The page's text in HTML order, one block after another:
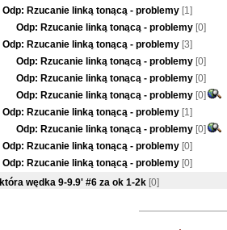
Odp: Rzucanie linką tonącą - problemy [1]
Odp: Rzucanie linką tonącą - problemy [0]
Odp: Rzucanie linką tonącą - problemy [3]
Odp: Rzucanie linką tonącą - problemy [0]
Odp: Rzucanie linką tonącą - problemy [0]
Odp: Rzucanie linką tonącą - problemy [0]
Odp: Rzucanie linką tonącą - problemy [1]
Odp: Rzucanie linką tonącą - problemy [0]
Odp: Rzucanie linką tonącą - problemy [0]
Odp: Rzucanie linką tonącą - problemy [0]
która wędka 9-9.9' #6 za ok 1-2k [0]